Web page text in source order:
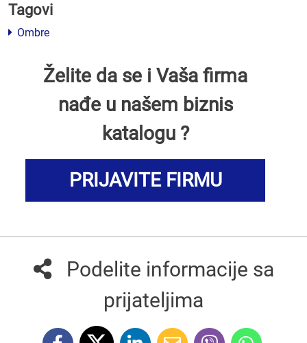
Tagovi
Ombre
Želite da se i Vaša firma
nađe u našem biznis
katalogu ?
PRIJAVITE FIRMU
Podelite informacije sa
prijateljima